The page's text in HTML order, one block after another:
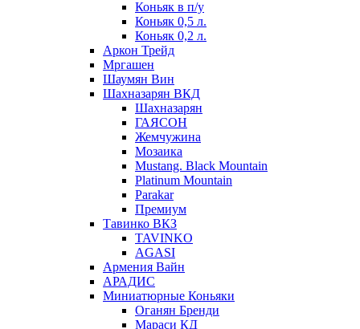
Коньяк в п/у
Коньяк 0,5 л.
Коньяк 0,2 л.
Аркон Трейд
Мргашен
Шаумян Вин
Шахназарян ВКД
Шахназарян
ГАЯСОН
Жемчужина
Мозаика
Mustang. Black Mountain
Platinum Mountain
Parakar
Премиум
Тавинко ВКЗ
TAVINKO
AGASI
Армения Вайн
АРАДИС
Миниатюрные Коньяки
Оганян Бренди
Мараси КД